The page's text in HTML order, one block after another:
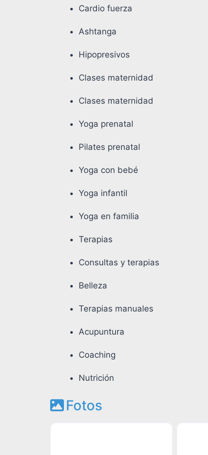
Cardio fuerza
Ashtanga
Hipopresivos
Clases maternidad
Clases maternidad
Yoga prenatal
Pilates prenatal
Yoga con bebé
Yoga infantil
Yoga en familia
Terapias
Consultas y terapias
Belleza
Terapias manuales
Acupuntura
Coaching
Nutrición
Fotos